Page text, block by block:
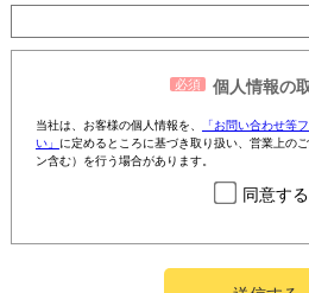
個人情報の
同意する
当社は、お客様の個人情報を、
「お問い合わせ等
い」 に定めるところに基づき取り扱い、営業上の
ン含む）を行う場合があります。